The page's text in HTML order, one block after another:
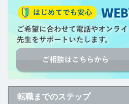
転職までのステップ